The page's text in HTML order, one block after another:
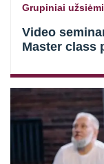
Grupiniai
Video
Master class